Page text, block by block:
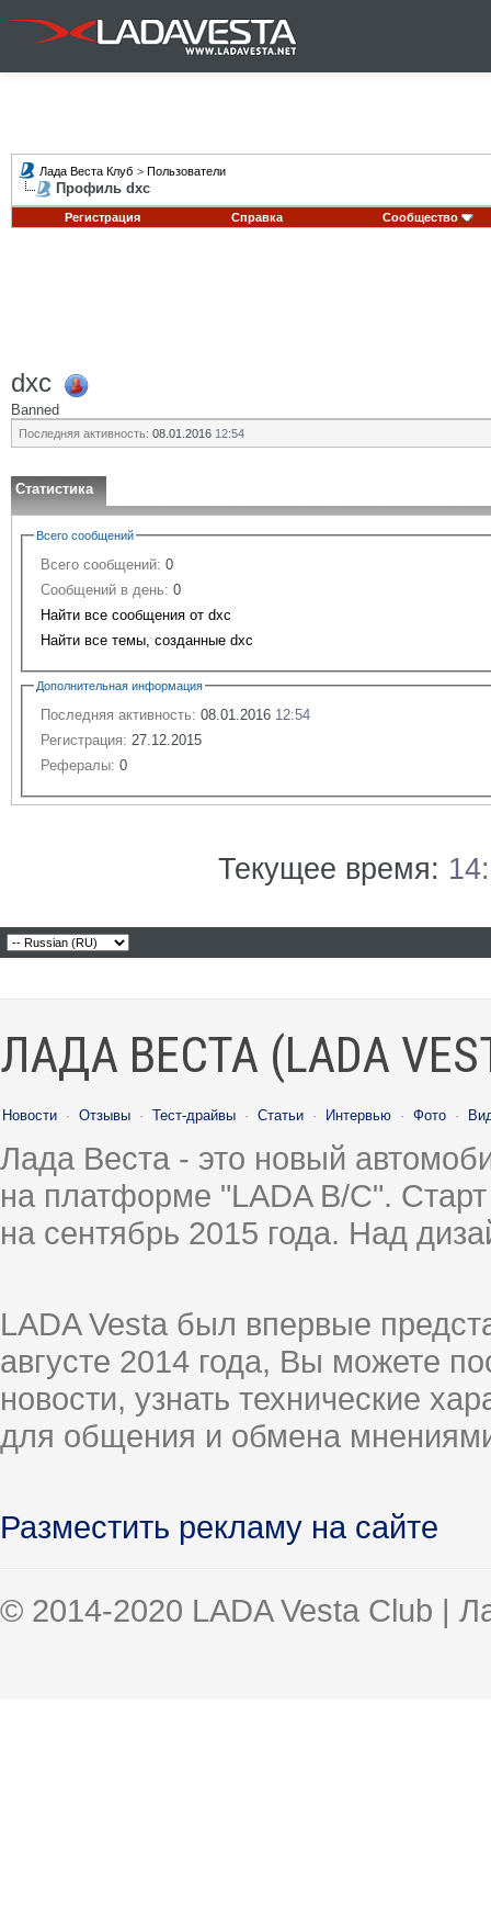
Лада Веста Клуб > Пользователи
Профиль dxc
Регистрация Справка Сообщество
dxc
Banned
Последняя активность: 08.01.2016 12:54
Статистика
Всего сообщений
Всего сообщений: 0
Сообщений в день: 0
Найти все сообщения от dxc
Найти все темы, созданные dxc
Дополнительная информация
Последняя активность: 08.01.2016 12:54
Регистрация: 27.12.2015
Рефералы: 0
Текущее время:
ЛАДА ВЕСТА (LADA
Новости · Отзывы · Тест-драйвы · Статьи · Интервью · Фото ·
Лада Веста - это новый
на платформе "LADA B/C".
на сентябрь 2015 года. Над
LADA Vesta был впервые
августе 2014 года, Вы можете
новости, узнать технические
для общения и обмена
Разместить рекламу на сайте
© 2014-2020 LADA Vesta Club |